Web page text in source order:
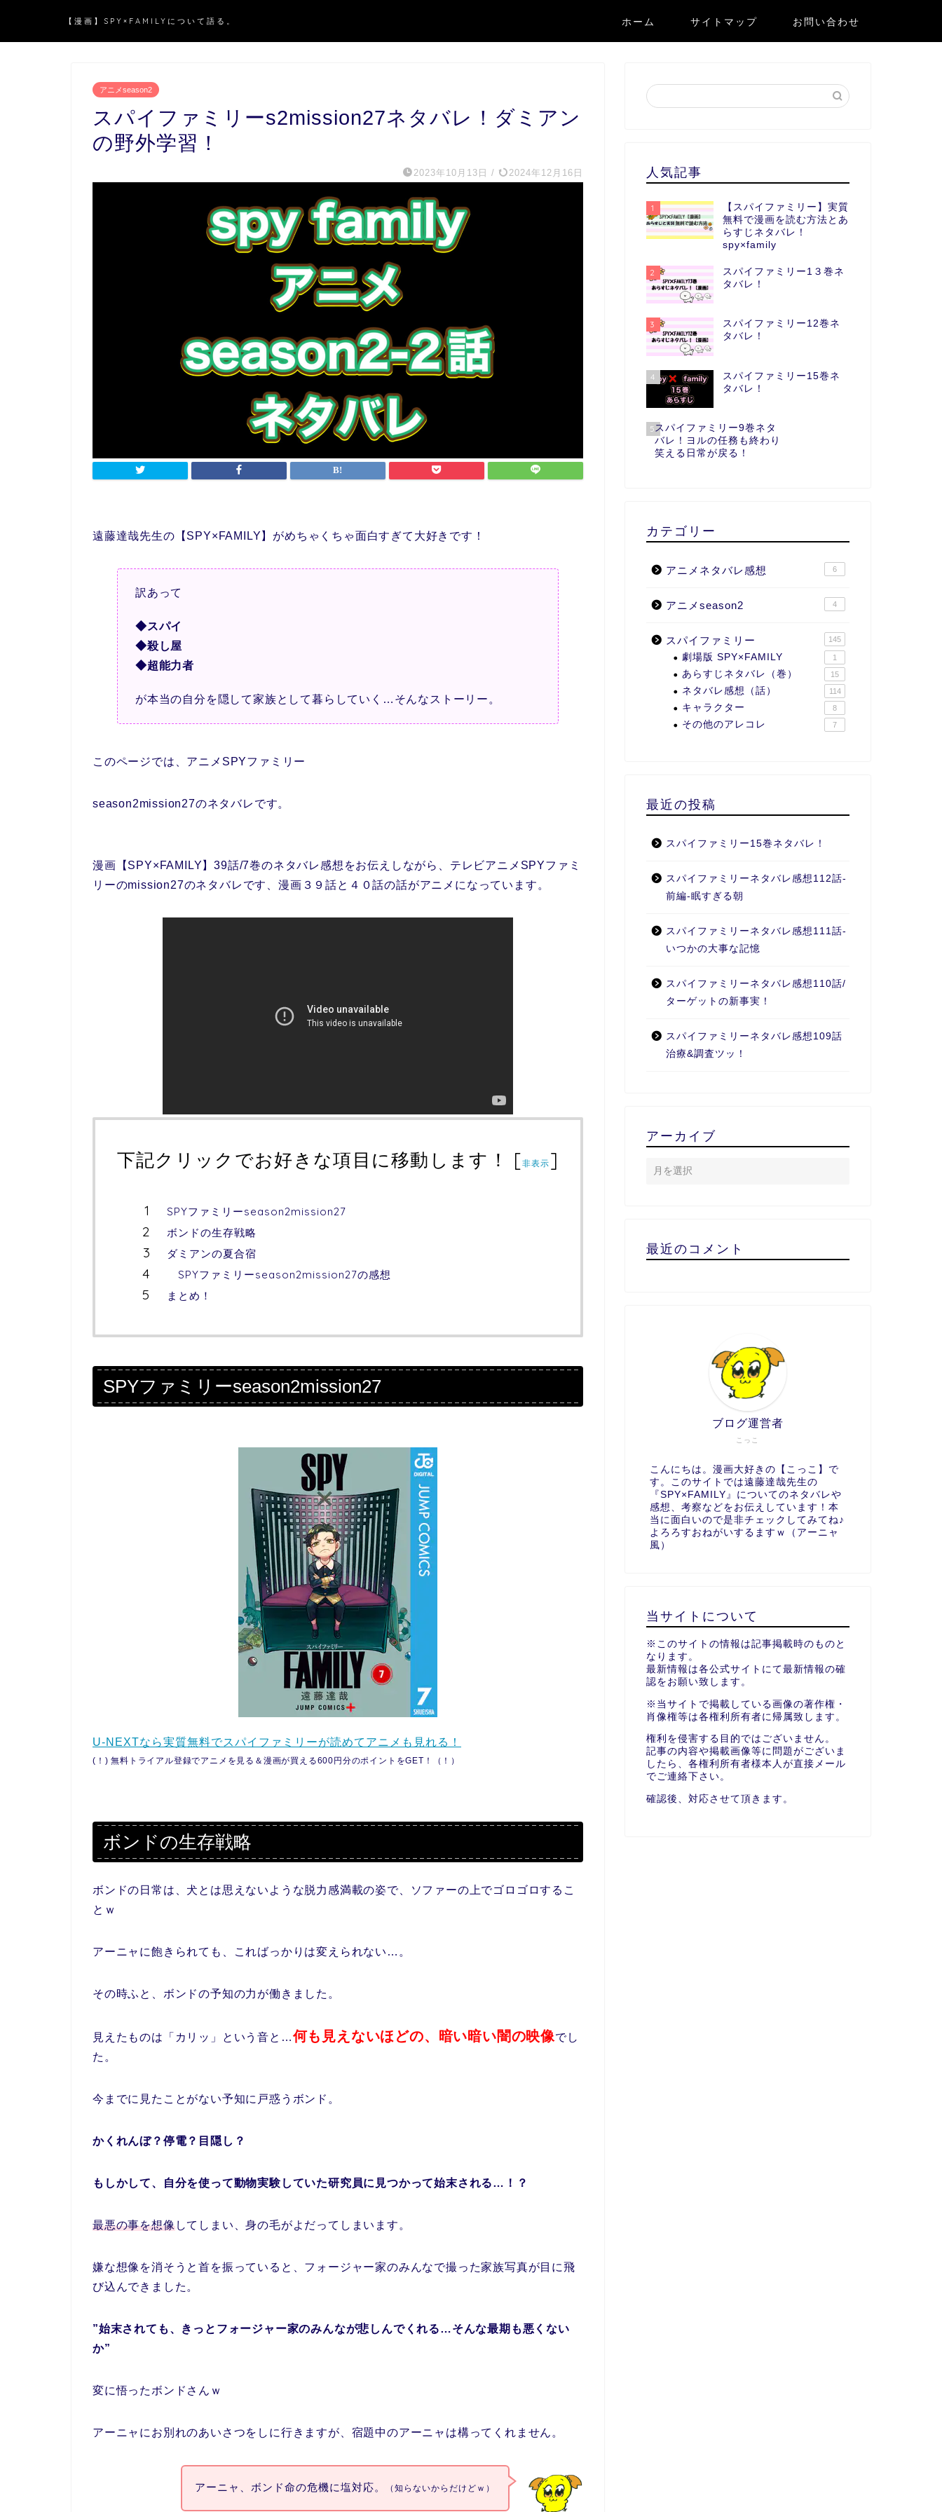
【漫画】SPY×FAMILYについて語る。 ホーム サイトマップ お問い合わせ
アニメseason2
スパイファミリーs2mission27ネタバレ！ダミアン
の野外学習！
2023年10月13日 / 2024年12月16日
遠藤達哉先生の【SPY×FAMILY】がめちゃくちゃ面白すぎて大好きです！
訳あって
◆スパイ
◆殺し屋
◆超能力者
が本当の自分を隠して家族として暮らしていく…そんなストーリー。
このページでは、アニメSPYファミリー
season2mission27のネタバレです。
漫画【SPY×FAMILY】39話/7巻のネタバレ感想をお伝えしながら、テレビアニメSPYファミ
リーのmission27のネタバレです、漫画３９話と４０話の話がアニメになっています。
下記クリックでお好きな項目に移動します！ [非表示 ]
SPYファミリーseason2mission27
ボンドの生存戦略
ダミアンの夏合宿
SPYファミリーseason2mission27の感想
まとめ！
SPYファミリーseason2mission27
U-NEXTなら実質無料でスパイファミリーが読めてアニメも見れる！
(！) 無料トライアル登録でアニメを見る＆漫画が買える600円分のポイントをGET！（！）
ボンドの生存戦略
ボンドの日常は、犬とは思えないような脱力感満載の姿で、ソファーの上でゴロゴロするこ
とｗ
アーニャに飽きられても、こればっかりは変えられない…。
その時ふと、ボンドの予知の力が働きました。
見えたものは「カリッ」という音と…何も見えないほどの、暗い暗い闇の映像でし
た。
今までに見たことがない予知に戸惑うボンド。
かくれんぼ？停電？目隠し？
もしかして、自分を使って動物実験していた研究員に見つかって始末される…！？
最悪の事を想像してしまい、身の毛がよだってしまいます。
嫌な想像を消そうと首を振っていると、フォージャー家のみんなで撮った家族写真が目に飛
び込んできました。
”始末されても、きっとフォージャー家のみんなが悲しんでくれる…そんな最期も悪くない
か”
変に悟ったボンドさんｗ
アーニャにお別れのあいさつをしに行きますが、宿題中のアーニャは構ってくれません。
アーニャ、ボンド命の危機に塩対応。 （知らないからだけどｗ）
人気記事
1
【スパイファミリー】実質
無料で漫画を読む方法とあ
らすじネタバレ！
spy×family
2
スパイファミリー1３巻ネ
タバレ！
3
スパイファミリー12巻ネ
タバレ！
4
スパイファミリー15巻ネ
タバレ！
5スパイファミリー9巻ネタ
バレ！ヨルの任務も終わり
笑える日常が戻る！
カテゴリー
アニメネタバレ感想 6
アニメseason2 4
スパイファミリー 145
劇場版 SPY×FAMILY 1
あらすじネタバレ（巻） 15
ネタバレ感想（話） 114
キャラクター 8
その他のアレコレ 7
最近の投稿
スパイファミリー15巻ネタバレ！
スパイファミリーネタバレ感想112話-
前編-眠すぎる朝
スパイファミリーネタバレ感想111話-
いつかの大事な記憶
スパイファミリーネタバレ感想110話/
ターゲットの新事実！
スパイファミリーネタバレ感想109話
治療&調査ツッ！
アーカイブ
最近のコメント
こっこ
ブログ運営者
こんにちは。漫画大好きの【こっこ】で
す。このサイトでは遠藤達哉先生の
『SPY×FAMILY』についてのネタバレや
感想、考察などをお伝えしています！本
当に面白いので是非チェックしてみてね♪
よろろすおねがいするますｗ（アーニャ
風）
当サイトについて
※このサイトの情報は記事掲載時のものと
なります。
最新情報は各公式サイトにて最新情報の確
認をお願い致します。
※当サイトで掲載している画像の著作権・
肖像権等は各権利所有者に帰属致します。
権利を侵害する目的ではございません。
記事の内容や掲載画像等に問題がございま
したら、各権利所有者様本人が直接メール
でご連絡下さい。
確認後、対応させて頂きます。